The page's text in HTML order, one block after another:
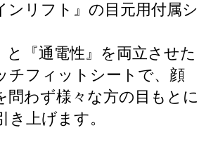
ンリフト』の目元用付属シ
と『通電性』を両立させた
チフィットシートで、顔
問わず様々な方の目もとに
き上げます。